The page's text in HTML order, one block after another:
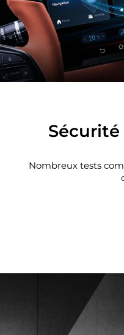
Nombreux tests